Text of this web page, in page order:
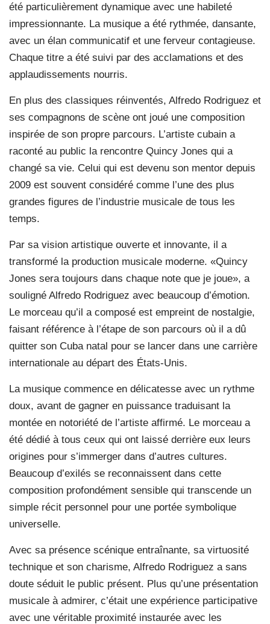
été particulièrement dynamique avec une habileté
impressionnante. La musique a été rythmée, dansante,
avec un élan communicatif et une ferveur contagieuse.
Chaque titre a été suivi par des acclamations et des
applaudissements nourris.
En plus des classiques réinventés, Alfredo Rodriguez et
ses compagnons de scène ont joué une composition
inspirée de son propre parcours. L’artiste cubain a
raconté au public la rencontre Quincy Jones qui a
changé sa vie. Celui qui est devenu son mentor depuis
2009 est souvent considéré comme l’une des plus
grandes figures de l’industrie musicale de tous les
temps.
Par sa vision artistique ouverte et innovante, il a
transformé la production musicale moderne. «Quincy
Jones sera toujours dans chaque note que je joue», a
souligné Alfredo Rodriguez avec beaucoup d’émotion.
Le morceau qu’il a composé est empreint de nostalgie,
faisant référence à l’étape de son parcours où il a dû
quitter son Cuba natal pour se lancer dans une carrière
internationale au départ des États-Unis.
La musique commence en délicatesse avec un rythme
doux, avant de gagner en puissance traduisant la
montée en notoriété de l’artiste affirmé. Le morceau a
été dédié à tous ceux qui ont laissé derrière eux leurs
origines pour s’immerger dans d’autres cultures.
Beaucoup d’exilés se reconnaissent dans cette
composition profondément sensible qui transcende un
simple récit personnel pour une portée symbolique
universelle.
Avec sa présence scénique entraînante, sa virtuosité
technique et son charisme, Alfredo Rodriguez a sans
doute séduit le public présent. Plus qu’une présentation
musicale à admirer, c’était une expérience participative
avec une véritable proximité instaurée avec les